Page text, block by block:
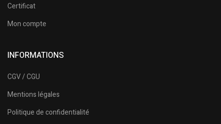
Certificat
Mon compte
INFORMATIONS
CGV / CGU
Mentions légales
Politique de confidentialité